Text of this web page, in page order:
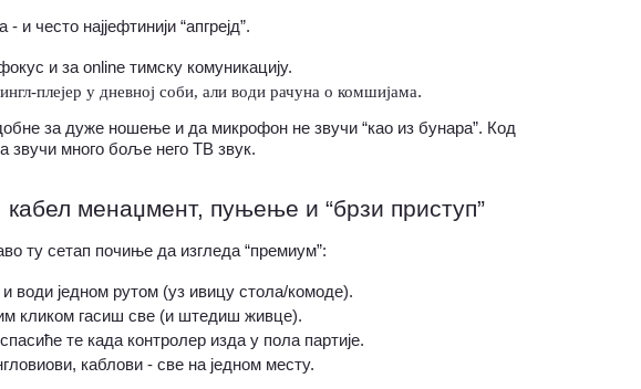
често најјефтинији “апгрејд”.
и за online тимску комуникацију.
плејер у дневној соби, али води рачуна о комшијама.
за дуже ношење и да микрофон не звучи “као из бунара”. Код
звучи много боље него ТВ звук.
менаџмент, пуњење и “брзи приступ”
ту сетап почиње да изгледа “премиум”:
води једном рутом (уз ивицу стола/комоде).
кликом гасиш све (и штедиш живце).
те када контролер изда у пола партије.
каблови - све на једном месту.